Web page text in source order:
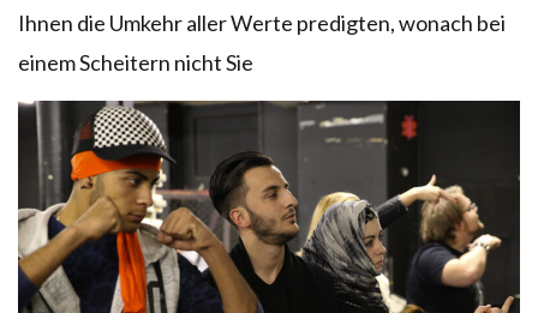
Ihnen die Umkehr aller Werte predigten, wonach bei
einem Scheitern nicht Sie